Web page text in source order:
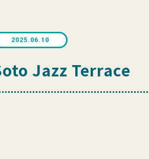
クイズ de ポスター
2025.06.10
Jazz Terrace